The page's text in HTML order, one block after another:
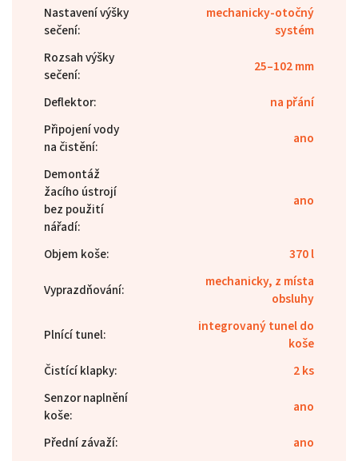
Nastavení výšky
sečení:
mechanicky-otočný
systém
Rozsah výšky
sečení: 25–102 mm
Deflektor:
na přání
Připojení vody
na čistění: ano
Demontáž
žacího ústrojí
bez použití
nářadí:
ano
Objem koše: 370 l
Vyprazdňování:
mechanicky, z místa
obsluhy
Plnící tunel:
integrovaný tunel do
koše
Čistící klapky:
2 ks
Senzor naplnění
koše: ano
Přední závaží:
ano